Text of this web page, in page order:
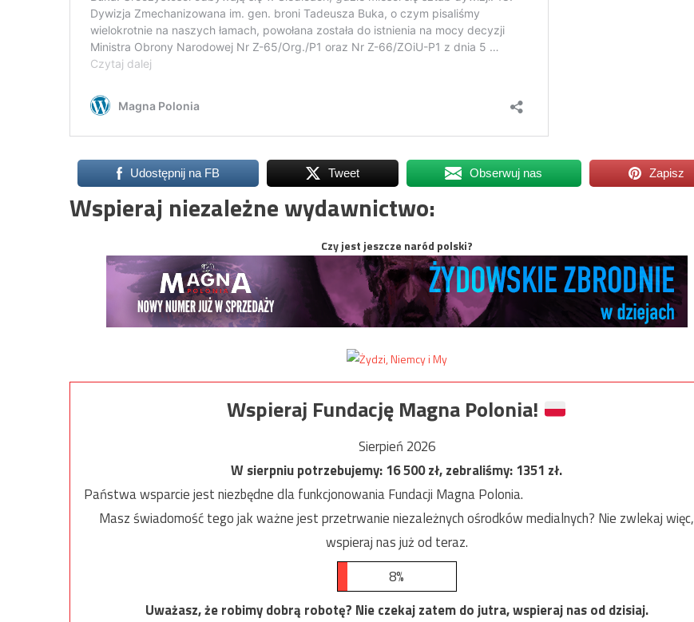
Udostępnij na FB Tweet Obserwuj nas Zapisz
Wspieraj niezależne wydawnictwo:
Czy jest jeszcze naród polski?
Wspieraj Fundację Magna Polonia!
Sierpień 2026
W sierpniu potrzebujemy:16 500zł, zebraliśmy:1351 zł.
Państwa wsparcie jest niezbędne dla funkcjonowania Fundacji Magna Polonia.
Masz świadomość tego jak ważne jest przetrwanie niezależnych ośrodków medialnych? Nie zwlekaj więc,
wspieraj nas już od teraz.
8%
Uważasz, że robimy dobrą robotę? Nie czekaj zatem do jutra, wspieraj nas od dzisiaj.